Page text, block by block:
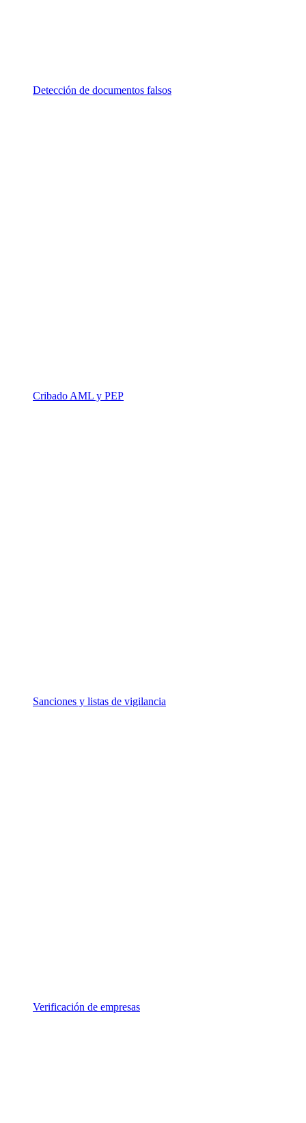
Detección de documentos falsos
Cribado AML y PEP
Sanciones y listas de vigilancia
Verificación de empresas